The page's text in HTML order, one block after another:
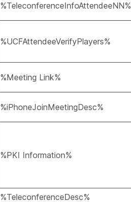
%TeleconferenceInfoAttendeeNN%
%UCFAttendeeVerifyPlayers%
%Meeting Link%
%iPhoneJoinMeetingDesc%
%PKI Information%
%TeleconferenceDesc%